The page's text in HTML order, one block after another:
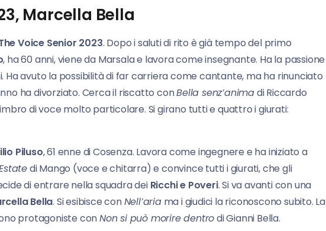
Marcella Bella
Voice Senior 2023. Dopo i saluti di rito è già tempo del primo
, ha 60 anni, viene da Marsala e lavora come insegnante. Ha la passione
Ha avuto la possibilità di far carriera come cantante, ma ha rinunciato
ha divorziato. Cerca il riscatto conBella senz’animadi Riccardo
di voce molto particolare. Si girano tutti e quattro i giurati:
Piluso, 61 enne di Cosenza. Lavora come ingegnere e ha iniziato a
di Mango (voce e chitarra) e convince tutti i giurati, che gli
di entrare nella squadra dei Ricchi e Poveri. Si va avanti con una
Bella. Si esibisce conNell’ariama i giudici la riconoscono subito. La
protagoniste conNon si può morire dentrodi Gianni Bella.